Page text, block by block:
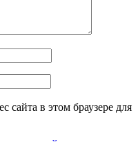
сайта в этом браузере для